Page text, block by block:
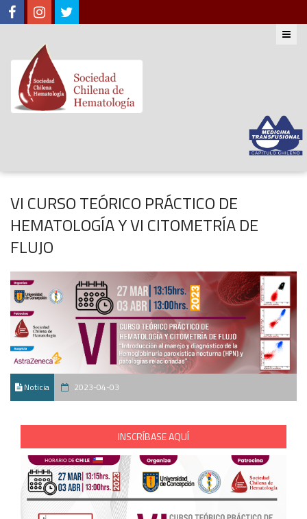
VI CURSO TEÓRICO PRÁCTICO DE
HEMATOLOGÍA Y VI CITOMETRÍA DE
FLUJO
Noticia 2023-04-03
INSCRÍBASE AQUÍ